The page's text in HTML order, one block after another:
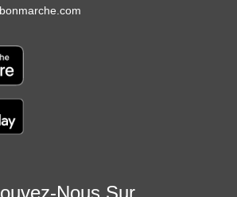
Nous Sur